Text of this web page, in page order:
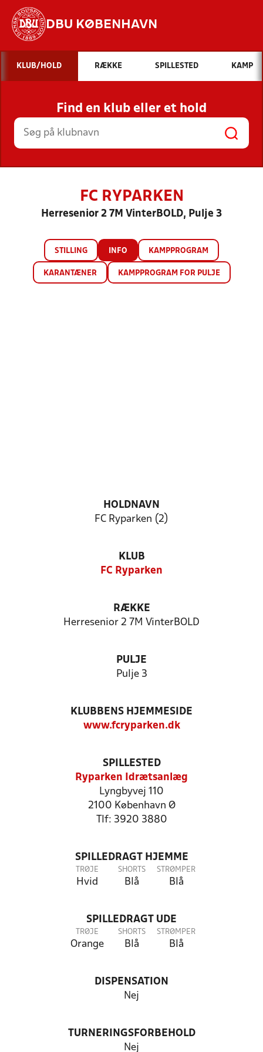
DBU KØBENHAVN
Hvad vil du søge efter?
INDHOLD OG NYHEDER
STILLINGER, RESULTATER, KLUBBER OG
HOLD
KLUB/HOLD RÆKKE SPILLESTED KAMP
Find en klub eller et hold
FC RYPARKEN
Herresenior 2 7M VinterBOLD, Pulje 3
STILLING INFO KAMPPROGRAM
KARANTÆNER KAMPPROGRAM FOR PULJE
HOLDNAVN
FC Ryparken (2)
KLUB
FC Ryparken
RÆKKE
Herresenior 2 7M VinterBOLD
PULJE
Pulje 3
KLUBBENS HJEMMESIDE
www.fcryparken.dk
SPILLESTED
Ryparken Idrætsanlæg
Lyngbyvej 110
2100 København Ø
Tlf: 3920 3880
SPILLEDRAGT HJEMME
TRØJE
Hvid
SHORTS
Blå
STRØMPER
Blå
SPILLEDRAGT UDE
TRØJE
Orange
SHORTS
Blå
STRØMPER
Blå
DISPENSATION
Nej
TURNERINGSFORBEHOLD
Nej